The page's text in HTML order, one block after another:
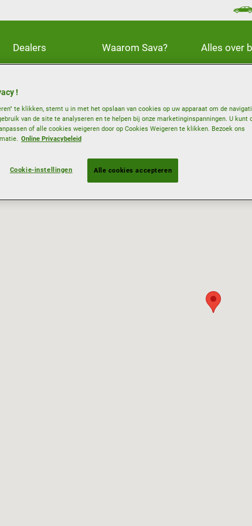
Dealers Waarom Sava? Alles over
!
te klikken, stemt u in met het opslaan van cookies op uw apparaat om de
van de site te analyseren en te helpen bij onze marketinginspanningen. U kunt
of alle cookies weigeren door op Cookies Weigeren te klikken. Bezoek ons
Online Privacybeleid
Cookie-instellingen Alle cookies accepteren